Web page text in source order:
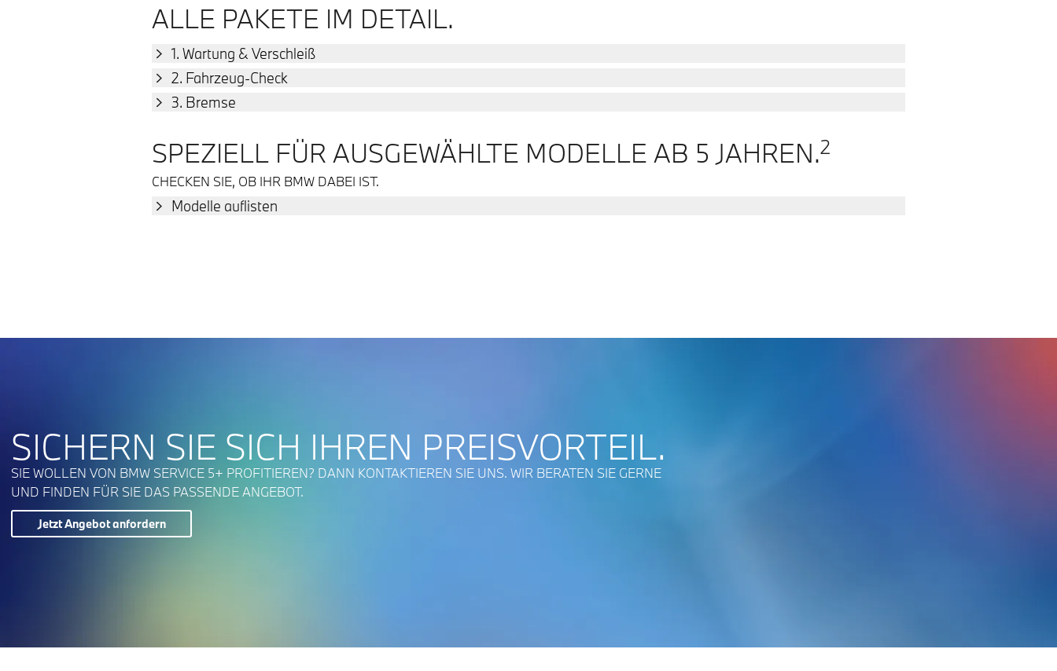
ALLE PAKETE IM DETAIL.
1. Wartung & Verschleiß
2. Fahrzeug-Check
3. Bremse
SPEZIELL FÜR AUSGEWÄHLTE MODELLE AB 5 JAHREN.2
CHECKEN SIE, OB IHR BMW DABEI IST.
Modelle auflisten
SICHERN SIE SICH IHREN PREIS­VORTEIL.
SIE WOLLEN VON BMW SERVICE 5+ PROFITIEREN? DANN KONTAKTIEREN SIE UNS. WIR BERATEN SIE GERNE
UND FINDEN FÜR SIE DAS PASSENDE ANGEBOT.
Jetzt Angebot anfordern